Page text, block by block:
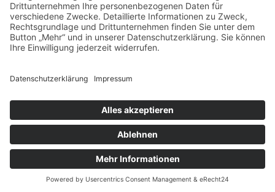
vorpommerncloud ist eine Marke der:
msisdesign. GmbH & Co. KGAlte Dorfstraße 19 a
17392 BoldekowDeutschland
Wir bieten flexible, sichere und zukunftsfähige IT-
Lösungen für Unternehmen, öffentliche
Einrichtungen und Ämter – regional betreut,
zuverlässig umgesetzt und individuell auf Ihre
Anforderungen abgestimmt. →